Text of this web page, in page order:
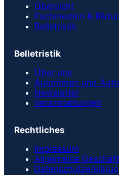
Übersicht
Fachmedien &
Belletristik
Belletristik
Über uns
Autorinnen und
Newsletter
Veranstaltungen
Rechtliches
Impressum
Allgemeine